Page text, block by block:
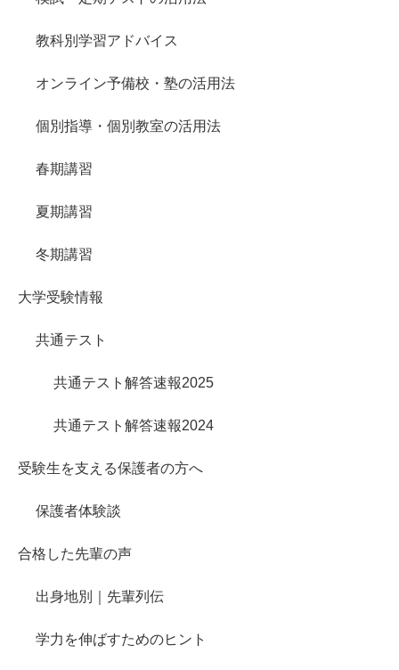
教科別学習アドバイス
オンライン予備校・塾の活用法
個別指導・個別教室の活用法
春期講習
夏期講習
冬期講習
大学受験情報
共通テスト
共通テスト解答速報2025
共通テスト解答速報2024
受験生を支える保護者の方へ
保護者体験談
合格した先輩の声
出身地別｜先輩列伝
学力を伸ばすためのヒント